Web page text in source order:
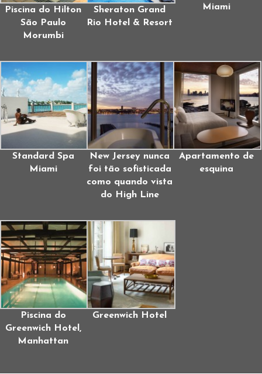
Piscina do Hilton
São Paulo
Morumbi
Sheraton Grand
Rio Hotel & Resort
Miami
Standard Spa
Miami
New Jersey nunca
foi tão sofisticada
como quando vista
do High Line
Apartamento de
esquina
Piscina do
Greenwich Hotel,
Manhattan
Greenwich Hotel